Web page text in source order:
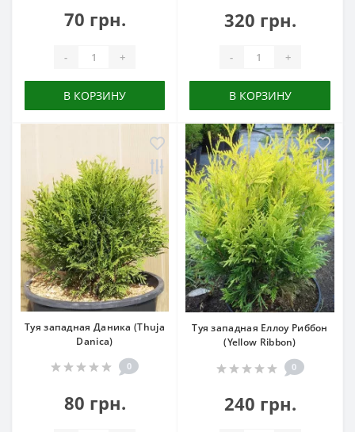
70 грн.
- +
В КОРЗИНУ
320 грн.
- +
В КОРЗИНУ
Туя западная Даника (Thuja
Danica)
0
80 грн.
Туя западная Еллоу Риббон
(Yellow Ribbon)
0
240 грн.